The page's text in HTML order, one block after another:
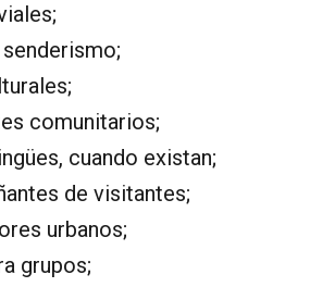
comunitarios;
cuando existan;
de visitantes;
urbanos;
grupos;